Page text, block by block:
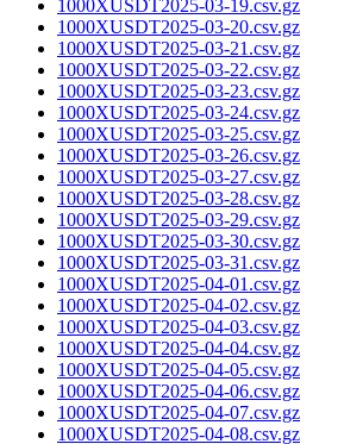
1000XUSDT2025-03-19.csv.gz
1000XUSDT2025-03-20.csv.gz
1000XUSDT2025-03-21.csv.gz
1000XUSDT2025-03-22.csv.gz
1000XUSDT2025-03-23.csv.gz
1000XUSDT2025-03-24.csv.gz
1000XUSDT2025-03-25.csv.gz
1000XUSDT2025-03-26.csv.gz
1000XUSDT2025-03-27.csv.gz
1000XUSDT2025-03-28.csv.gz
1000XUSDT2025-03-29.csv.gz
1000XUSDT2025-03-30.csv.gz
1000XUSDT2025-03-31.csv.gz
1000XUSDT2025-04-01.csv.gz
1000XUSDT2025-04-02.csv.gz
1000XUSDT2025-04-03.csv.gz
1000XUSDT2025-04-04.csv.gz
1000XUSDT2025-04-05.csv.gz
1000XUSDT2025-04-06.csv.gz
1000XUSDT2025-04-07.csv.gz
1000XUSDT2025-04-08.csv.gz